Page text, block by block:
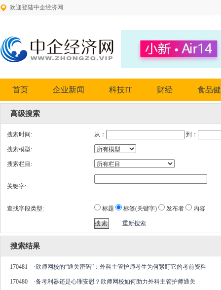
欢迎登陆中企经济网
首页 企业新闻 科技IT 财经 食品
高级搜索
搜索时间: 从： 到：
搜索模型:
搜索栏目:
关键字:
查找字段类型: 标题 标签(关键字) 发布者 内容
重新搜索
搜索结果
170481 ·欣师网校的“通关密码”：外科主管护师考生为何紧盯它的考前资料
170480 ·备考利器还是心理安慰？欣师网校如何助力外科主管护师通关